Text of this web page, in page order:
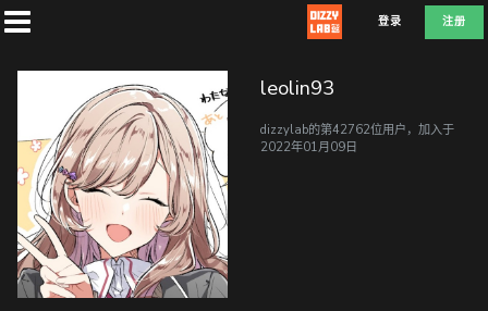
登录 注册
首
页
社
团
leolin93
dizzylab的第42762位用户，加入于
2022年01月09日